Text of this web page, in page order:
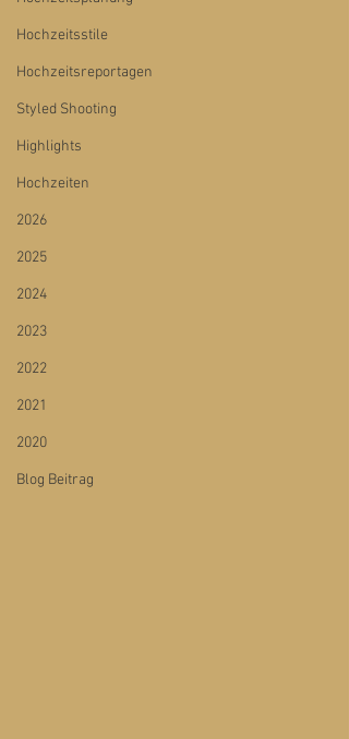
Hochzeitsstile
Hochzeitsreportagen
Styled Shooting
Highlights
Hochzeiten
2026
2025
2024
2023
2022
2021
2020
Blog Beitrag